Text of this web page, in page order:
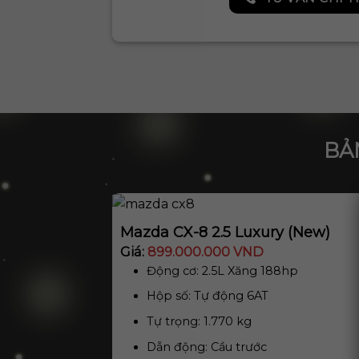
Mazda CX-8 2.5 Luxury (New)
Giá: 899.000.000 VND
Động cơ: 2.5L Xăng 188hp
Hộp số: Tự động 6AT
Tự trọng: 1.770 kg
Dẫn động: Cầu trước